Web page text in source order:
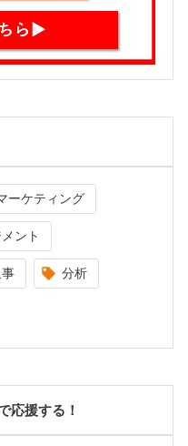
ーケティング
ント
事 分析
応援する！